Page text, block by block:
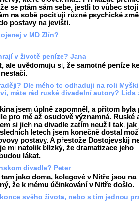
se ptám sám sebe, jestli to vůbec
na sobě pociťuji různé psychické
postavy na jevišti.
v MD Zlín?
v životě peníze? Jana
ale uvědomuju si, že samotné peníze ke
Dle mého to odhaduji na roli
máte rád ruské divadelní autory? Lída
jsem úplně zapomněl, a přitom byla
pro mě až osudově významná. Ruské
si jich na divadle zatím neužil tak, jak
letech jsem konečně dostal
postavy. A přestože Dostojevskij
mi natolik blízký, že dramatizace jeho
lákat.
divadle? Peter
jako doma, kolegové v Nitře jsou na
že k mému účinkování v Nitře došlo.
svého života, nebo s tím jednou